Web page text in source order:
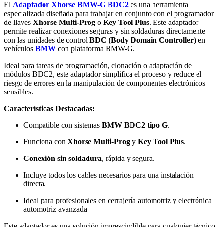
El Adaptador Xhorse BMW-G BDC2 es una herramienta
especializada diseñada para trabajar en conjunto con el programador
de llaves Xhorse Multi-Prog o Key Tool Plus. Este adaptador
permite realizar conexiones seguras y sin soldaduras directamente
con las unidades de control BDC (Body Domain Controller) en
vehículos BMW con plataforma BMW-G.
Ideal para tareas de programación, clonación o adaptación de
módulos BDC2, este adaptador simplifica el proceso y reduce el
riesgo de errores en la manipulación de componentes electrónicos
sensibles.
Características Destacadas:
Compatible con sistemas BMW BDC2 tipo G.
Funciona con Xhorse Multi-Prog y Key Tool Plus.
Conexión sin soldadura, rápida y segura.
Incluye todos los cables necesarios para una instalación
directa.
Ideal para profesionales en cerrajería automotriz y electrónica
automotriz avanzada.